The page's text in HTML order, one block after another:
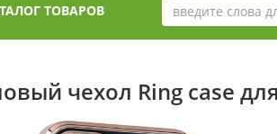
ТОВАРОВ
чехол Ring case